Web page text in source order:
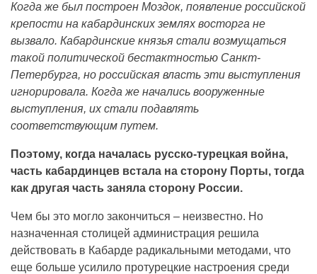
Когда же был построен Моздок, появление российской
крепости на кабардинских землях восторга не
вызвало. Кабардинские князья стали возмущаться
такой политической бестактностью Санкт-
Петербурга, но российская власть эти выступления
игнорировала. Когда же начались вооруженные
выступления, их стали подавлять
соответствующим путем.
Поэтому, когда началась русско-турецкая война,
часть кабардинцев встала на сторону Порты, тогда
как другая часть заняла сторону России.
Чем бы это могло закончиться – неизвестно. Но
назначенная столицей администрация решила
действовать в Кабарде радикальными методами, что
еще больше усилило протурецкие настроения среди